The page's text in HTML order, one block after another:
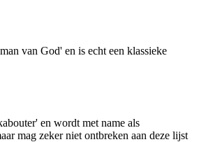
van God' en is echt een klassieke
en wordt met name als
mag zeker niet ontbreken aan deze lijst